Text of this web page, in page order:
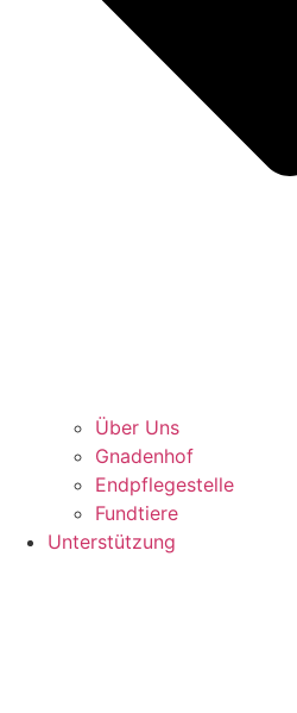
Über Uns
Gnadenhof
Endpflegestelle
Fundtiere
Unterstützung